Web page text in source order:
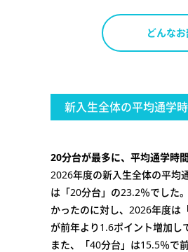
どんな
新入生全体の平均通学
20分台が最多に、平均通学時
2026年度の新入生全体の平均
は「20分台」の23.2％でした
かったのに対し、2026年度は
が前年より1.6ポイント増加し
また、「40分台」は15.5％で